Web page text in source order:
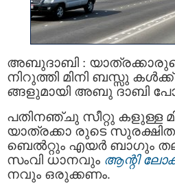
അബുദാബി :
നിറുത്തി മിനി ബസ്സു
ങ്ങളുമായി അബു ദാബി
പതിനഞ്ചു സീറ്റു കളുള്ള
യാത്രക്കാ രുടെ
ബെൽറ്റും എയർ ബാഗും
സംവി ധാനവും ആന്റി
നവും ഒരുക്കണം.